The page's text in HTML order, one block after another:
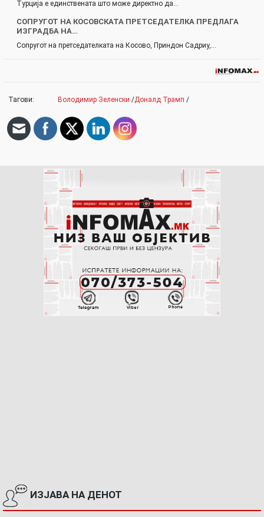
Турција е единствената што може директно да…
СОПРУГОТ НА КОСОВСКАТА ПРЕТСЕДАТЕЛКА ПРЕДЛАГА
ИЗГРАДБА НА…
Сопругот на претседателката на Косово, Приндон Садриу,…
Тагови: Володимир Зеленски /Доналд Трамп /
ИЗЈАВА НА ДЕНОТ